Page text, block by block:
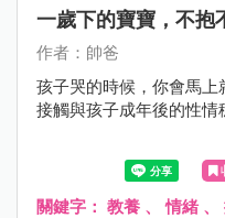
一歲下的寶寶，不抱
作者：帥爸
孩子哭的時候，你會馬
接觸與孩子成年後的性情
關鍵字： 教養 、情緒 、